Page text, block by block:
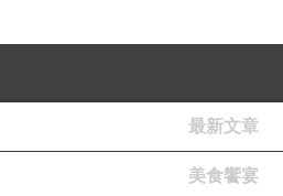
最新文章
美食饗宴